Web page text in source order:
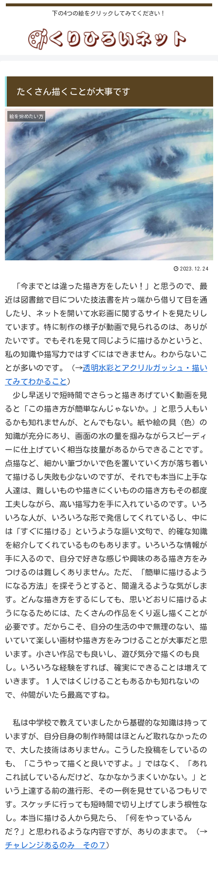
下の4つの絵をクリックしてみてください！
たくさん描くことが大事です
絵を始めたい方
2023.12.24
「今までとは違った描き方をしたい！」と思うので、最
近は図書館で目についた技法書を片っ端から借りて目を通
したり、ネットを開いて水彩画に関するサイトを見たりし
ています。特に制作の様子が動画で見られるのは、ありが
たいです。でもそれを見て同じように描けるかというと、
私の知識や描写力ではすぐにはできません。わからないこ
とが多いのです。（→透明水彩とアクリルガッシュ・描い
てみてわかること）
少し早送りで短時間でさらっと描きあげていく動画を見
ると「この描き方が簡単なんじゃないか。」と思う人もい
るかも知れませんが、とんでもない。紙や絵の具（色）の
知識が充分にあり、画面の水の量を掴みながらスピーディ
ーに仕上げていく相当な技量があるからできることです。
点描など、細かい筆づかいで色を置いていく方が落ち着い
て描けるし失敗も少ないのですが、それでも本当に上手な
人達は、難しいものや描きにくいものの描き方もその都度
工夫しながら、高い描写力を手に入れているのです。いろ
いろな人が、いろいろな形で発信してくれているし、中に
は「すぐに描ける」というような謳い文句で、的確な知識
を紹介してくれているものもあります。いろいろな情報が
手に入るので、自分で好きな感じや興味のある描き方をみ
つけるのは難しくありません。ただ、「簡単に描けるよう
になる方法」を探そうとすると、間違えるような気がしま
す。どんな描き方をするにしても、思いどおりに描けるよ
うになるためには、たくさんの作品をくり返し描くことが
必要です。だからこそ、自分の生活の中で無理のない、描
いていて楽しい画材や描き方をみつけることが大事だと思
います。小さい作品でも良いし、遊び気分で描くのも良
し。いろいろな経験をすれば、確実にできることは増えて
いきます。１人ではくじけることもあるかも知れないの
で、仲間がいたら最高ですね。
私は中学校で教えていましたから基礎的な知識は持って
いますが、自分自身の制作時間はほとんど取れなかったの
で、大した技術はありません。こうした投稿をしているの
も、「こうやって描くと良いですよ。」ではなく、「あれ
これ試しているんだけど、なかなかうまくいかない。」と
いう上達する前の進行形、その一例を見せているつもりで
す。スケッチに行っても短時間で切り上げてしまう根性な
し。本当に描ける人から見たら、「何をやっているん
だ？」と思われるような内容ですが、ありのままで。（→
チャレンジあるのみ その７ ）